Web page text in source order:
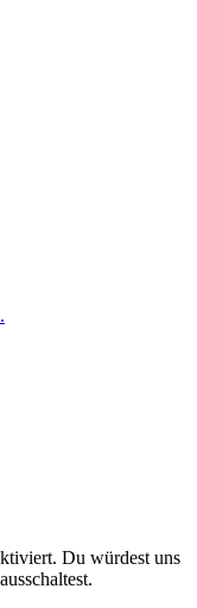
Du würdest uns